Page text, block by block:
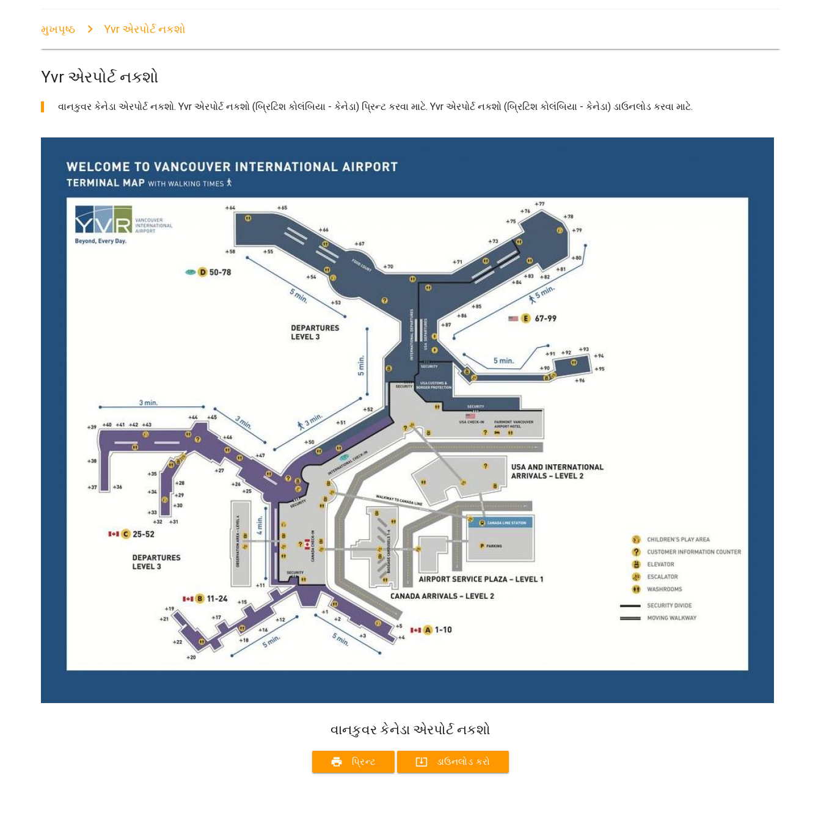
મુખપૃષ્ઠ Yvr એરપોર્ટ નકશો
Yvr એરપોર્ટ નકશો
વાનકુવર કેનેડા એરપોર્ટ નકશો. Yvr એરપોર્ટ નકશો (બ્રિટિશ કોલંબિયા - કેનેડા) પ્રિન્ટ કરવા માટે. Yvr એરપોર્ટ નકશો (બ્રિટિશ કોલંબિયા - કેનેડા) ડાઉનલોડ કરવા માટે.
વાનકુવર કેનેડા એરપોર્ટ નકશો
print પ્રિન્ટ system_update_alt ડાઉનલોડ કરો